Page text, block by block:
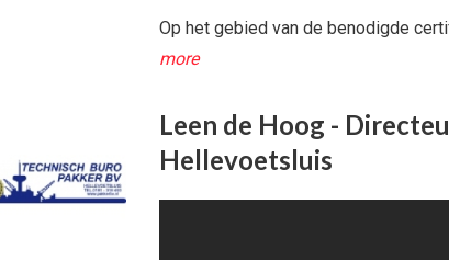
Op het gebied van de benodigde
more
Leen de Hoog -
Hellevoetsluis